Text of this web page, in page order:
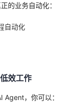
的业务自动化：
自动化
效工作
，你可以：